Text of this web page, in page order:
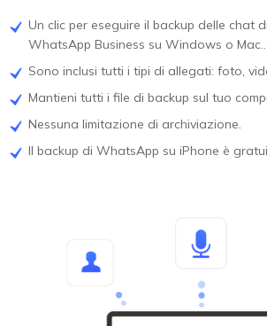
Un clic per eseguire il backup delle chat
WhatsApp Business su Windows o Mac..
Sono inclusi tutti i tipi di allegati: foto,
Mantieni tutti i file di backup sul tuo
Nessuna limitazione di archiviazione.
Il backup di WhatsApp su iPhone è